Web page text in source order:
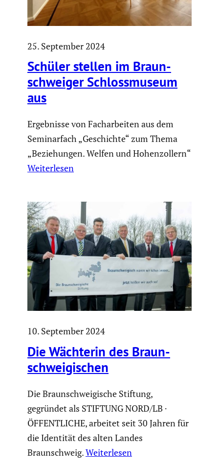
25. September 2024
Schüler stellen im Braun­
schweiger Schloss­mu­seum
aus
Ergebnisse von Facharbeiten aus dem
Seminarfach „Geschichte“ zum Thema
„Beziehungen. Welfen und Hohenzollern“
Weiterlesen
10. September 2024
Die Wächterin des Braun­
schwei­gi­schen
Die Braunschweigische Stiftung,
gegründet als STIFTUNG NORD/LB ·
ÖFFENTLICHE, arbeitet seit 30 Jahren für
die Identität des alten Landes
Braunschweig.Weiterlesen